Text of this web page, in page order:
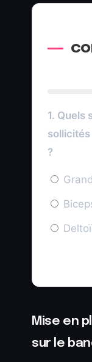
1. Quels
?
Mise en
sur le